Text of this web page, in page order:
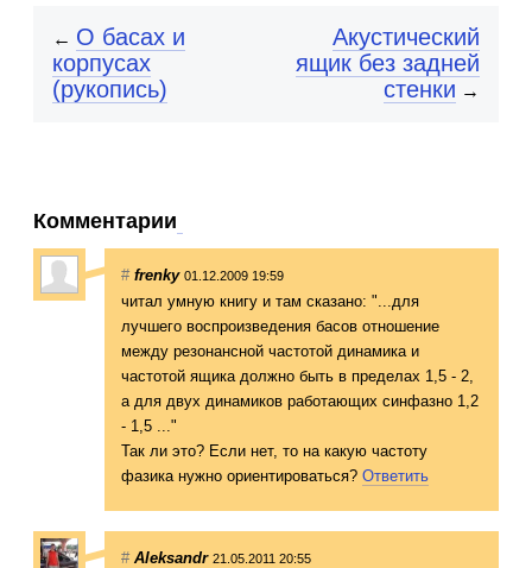
Акустический
ящик без задней
стенки →
← О басах и
корпусах
(рукопись)
Комментарии
# frenky 01.12.2009 19:59
читал умную книгу и там сказано: "...для
лучшего воспроизведения басов отношение
между резонансной частотой динамика и
частотой ящика должно быть в пределах 1,5 - 2,
а для двух динамиков работающих синфазно 1,2
- 1,5 ..."
Так ли это? Если нет, то на какую частоту
фазика нужно ориентироваться? Ответить
# Aleksandr 21.05.2011 20:55